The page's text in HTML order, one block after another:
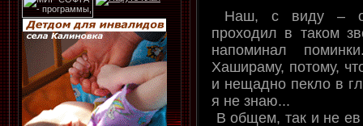
Наш, с виду –
проходил в таком
напоминал
Хашираму, потому,
и нещадно пекло в
я не знаю...
В общем, так и не